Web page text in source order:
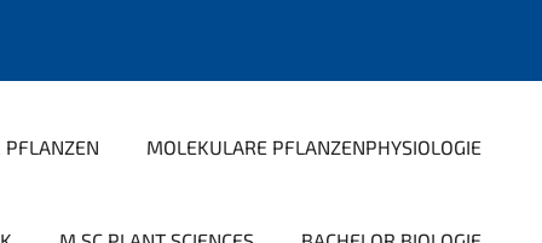
PFLANZEN MOLEKULARE PFLANZENPHYSIOLOGIE